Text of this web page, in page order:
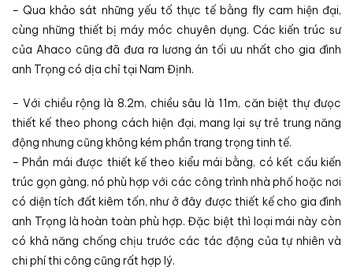
– Qua khảo sát những yếu tố thực tế bằng fly cam hiện đại,
cùng những thiết bị máy móc chuyên dụng. Các kiến trúc sư
của Ahaco cũng đã đưa ra lương án tối ưu nhất cho gia đình
anh Trọng có dịa chỉ tại Nam Định.
– Với chiều rộng là 8.2m, chiều sâu là 11m, căn biệt thự đưọc
thiết kế theo phong cách hiện đại, mang lại sự trẻ trung năng
động nhưng cũng không kém phần trang trọng tinh tế.
– Phần mái được thiết kế theo kiểu mái bằng, có kết cấu kiến
trúc gọn gàng, nó phù hợp với các công trình nhà phố hoặc nơi
có diện tích đất kiêm tốn, như ở đây được thiết kế cho gia đình
anh Trọng là hoàn toàn phù hợp. Đặc biệt thì loại mái này còn
có khả năng chống chịu trước các tác động của tự nhiên và
chi phí thi công cũng rất hợp lý.